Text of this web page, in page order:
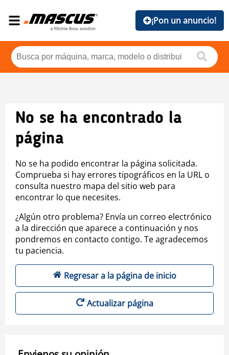
¡Pon un anuncio!
No se ha encontrado la
página
No se ha podido encontrar la página solicitada.
Comprueba si hay errores tipográficos en la URL o
consulta nuestro mapa del sitio web para
encontrar lo que necesites.
¿Algún otro problema? Envía un correo electrónico
a la dirección que aparece a continuación y nos
pondremos en contacto contigo. Te agradecemos
tu paciencia.
Regresar a la página de inicio
Actualizar página